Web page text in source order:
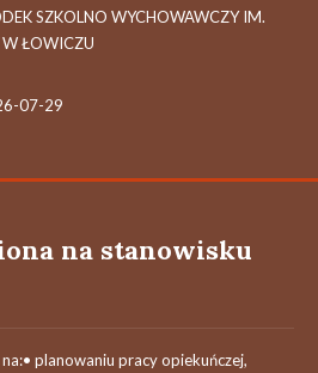
SZKOLNO WYCHOWAWCZY IM.
W ŁOWICZU
07-29
na stanowisku
planowaniu pracy opiekuńczej,